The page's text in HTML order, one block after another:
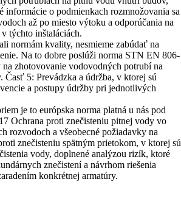
informácie o podmienkach rozmnožovania sa
až po miesto výtoku a odporúčania na
týchto inštaláciách.
normám kvality, nesmieme zabúdať na
Na to dobre poslúži norma STN EN 806-
zhotovovanie vodovodných potrubí na
5: Prevádzka a údržba, v ktorej sú
a postupy údržby pri jednotlivých
je to európska norma platná u nás pod
Ochrana proti znečisteniu pitnej vody vo
rozvodoch a všeobecné požiadavky na
znečisteniu spätným prietokom, v ktorej sú
vody, doplnené analýzou rizík, ktoré
znečistení a návrhom riešenia
konkrétnej armatúry.